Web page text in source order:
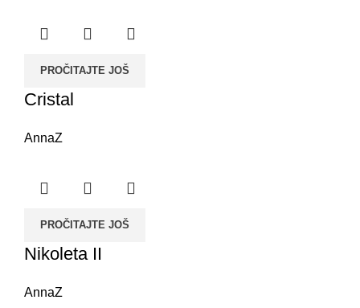
PROČITAJTE JOŠ
Cristal
AnnaZ
PROČITAJTE JOŠ
Nikoleta II
AnnaZ